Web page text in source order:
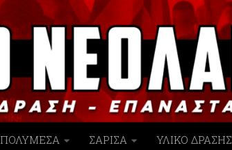
ΠΟΛΥΜΕΣΑ ΣΑΡΙΣΑ ΥΛΙΚΟ ΔΡΑΣΗΣ